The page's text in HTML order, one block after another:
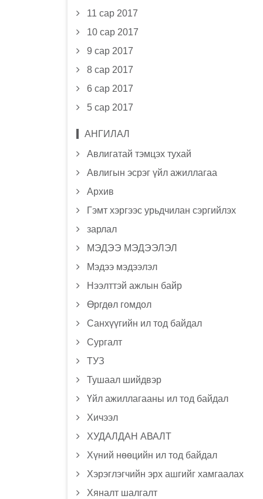
11 сар 2017
10 сар 2017
9 сар 2017
8 сар 2017
6 сар 2017
5 сар 2017
АНГИЛАЛ
Авлигатай тэмцэх тухай
Авлигын эсрэг үйл ажиллагаа
Архив
Гэмт хэргээс урьдчилан сэргийлэх
зарлал
МЭДЭЭ МЭДЭЭЛЭЛ
Мэдээ мэдээлэл
Нээлттэй ажлын байр
Өргдөл гомдол
Санхүүгийн ил тод байдал
Сургалт
ТУЗ
Тушаал шийдвэр
Үйл ажиллагааны ил тод байдал
Хичээл
ХУДАЛДАН АВАЛТ
Хүний нөөцийн ил тод байдал
Хэрэглэгчийн эрх ашгийг хамгаалах
Хяналт шалгалт